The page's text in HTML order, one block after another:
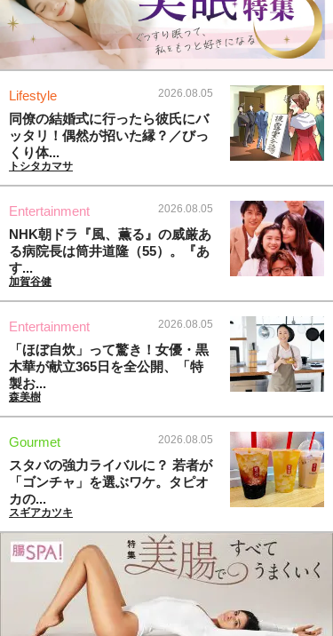
Lifestyle 2026.08.05
同僚の結婚式に行ったら彼氏にバ
ッタリ！偶然が招いた縁？／びっ
くり体...
トシタカマサ
Entertainment 2026.08.05
NHK朝ドラ『風、薫る』の威厳あ
る病院長は筒井道隆（55）。『あ
す...
加賀谷健
Entertainment 2026.08.05
「ほぼ自炊」って驚き！女優・黒
木華が献立365日を全公開、「特
製お...
森美樹
Gourmet 2026.08.05
スタバの強力ライバルに？ 若者が
「ゴンチャ」を選ぶワケ。タピオ
カの...
スギアカツキ